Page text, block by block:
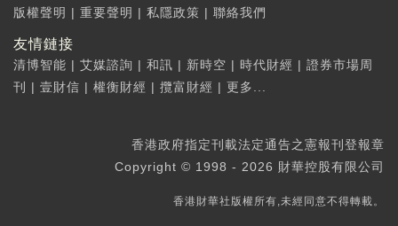
版權聲明 | 重要聲明 | 私隱政策 | 聯絡我們
友情鏈接
清博智能 | 艾媒諮詢 | 和訊 | 新時空 | 時代財經 | 證券市場周
刊
| 壹財信 | 權衡財經 | 攬富財經 | 更多...
香港政府指定刊載法定通告之憲報刊登報章
Copyright © 1998 - 2026 財華控股有限公司
香港財華社版權所有,未經同意不得轉載。